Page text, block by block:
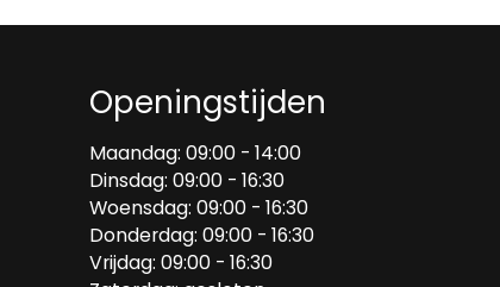
Openingstijden
Maandag: 09:00 - 14:00
Dinsdag: 09:00 - 16:30
Woensdag: 09:00 - 16:30
Donderdag: 09:00 - 16:30
Vrijdag: 09:00 - 16:30